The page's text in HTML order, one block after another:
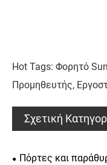
Hot Tags: Φορητό
Προμηθευτής,
Σχετική
Πόρτες και